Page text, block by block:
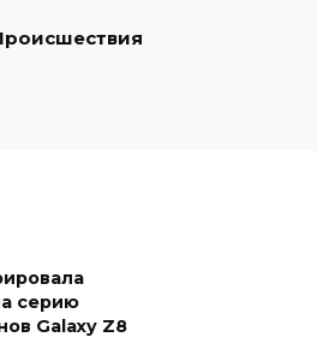
серию
Galaxy Z8